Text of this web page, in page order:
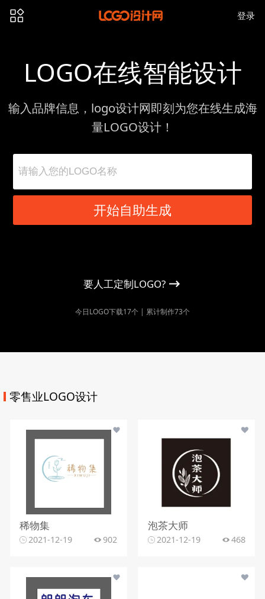
登录
LOGO在线智能设计
输入品牌信息，logo设计网即刻为您在线生成海
量LOGO设计！
开始自助生成
要人工定制LOGO?
今日LOGO下载17个 | 累计制作73个
零售业LOGO设计
稀物集
2021-12-19 902
泡茶大师
2021-12-19 468